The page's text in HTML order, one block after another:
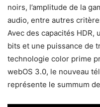
noirs, l’amplitude de la
audio, entre autres
Avec des capacités HDR,
bits et une puissance de
technologie color prime
webOS 3.0, le nouveau
représente le summum